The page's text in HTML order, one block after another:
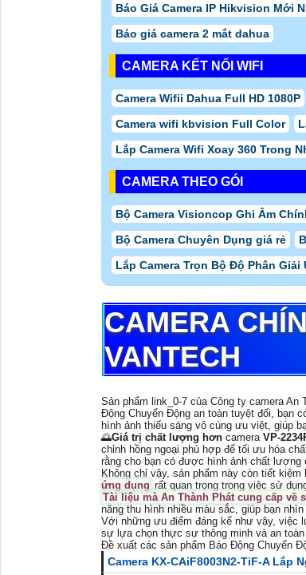
Báo Giá Camera IP Hikvision Mới
Báo giá camera 2 mắt dahua
CAMERA KẾT NỐI WIFI
Camera Wifii Dahua Full HD 1080P
Camera wifi kbvision Full Color
Lắp Camera Wifi Xoay 360 Trong
CAMERA THEO GÓI
Bộ Camera Visioncop Ghi Âm
Bộ Camera Chuyên Dụng giá rẻ
Lắp Camera Trọn Bộ Độ Phân Giải
CAMERA
VANTECH
Sản phẩm link_0-7 của Công ty camera
Động Chuyển Động an toàn tuyệt đối, bạn
hình ảnh thiếu sáng vô cùng ưu việt, giúp
🌅Giá trị chất lượng hơn camera VP-
chỉnh hồng ngoại phù hợp để tối ưu hóa
rằng cho bạn có được hình ảnh chất lượng
Không chỉ vậy, sản phẩm này còn tiết
ứng dụng rất quan trọng trong việc sử
Tài liệu mà An Thành Phát cung cấp về
năng thu hình nhiều màu sắc, giúp bạn
Với những ưu điểm đáng kể như vậy, việc
sự lựa chọn thực sự thông minh và an toàn
Đề xuất các sản phẩm Báo Động Chuyển
Camera KX-CAiF8003N2-TiF-A Lắp